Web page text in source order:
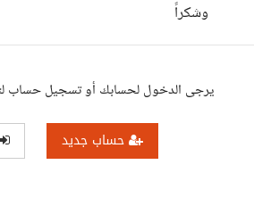
وشكراً
يرجى الدخول لحسابك أو تسجيل حساب
حساب جديد